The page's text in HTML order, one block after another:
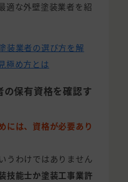
適な外壁塗装業者を紹
装業者の選び方を解
極め方とは
保有資格を確認す
には、資格が必要あり
うわけではありません
技能士か塗装工事業許